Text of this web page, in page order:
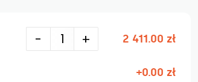
- + 2 411.00 zł
+0.00 zł